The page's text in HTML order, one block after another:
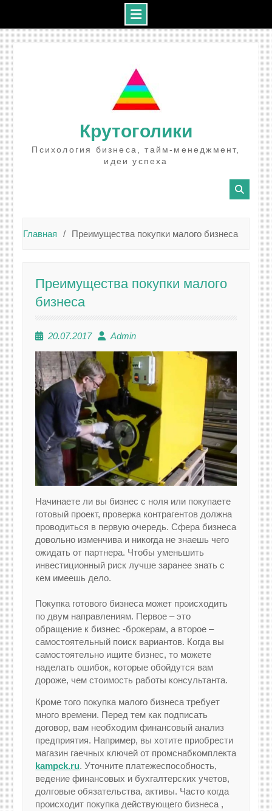
Крутоголики
Психология бизнеса, тайм-менеджмент,
идеи успеха
Главная Преимущества покупки малого бизнеса
Преимущества покупки малого
бизнеса
20.07.2017 Admin
Начинаете ли вы бизнес с ноля или покупаете
готовый проект, проверка контрагентов должна
проводиться в первую очередь. Сфера бизнеса
довольно изменчива и никогда не знаешь чего
ожидать от партнера. Чтобы уменьшить
инвестиционный риск лучше заранее знать с
кем имеешь дело.
Покупка готового бизнеса может происходить
по двум направлениям. Первое – это
обращение к бизнес -брокерам, а второе –
самостоятельный поиск вариантов. Когда вы
самостоятельно ищите бизнес, то можете
наделать ошибок, которые обойдутся вам
дороже, чем стоимость работы консультанта.
Кроме того покупка малого бизнеса требует
много времени. Перед тем как подписать
договор, вам необходим финансовый анализ
предприятия. Например, вы хотите приобрести
магазин гаечных ключей от промснабкомплекта
kampck.ru. Уточните платежеспособность,
ведение финансовых и бухгалтерских учетов,
долговые обязательства, активы. Часто когда
происходит покупка действующего бизнеса ,